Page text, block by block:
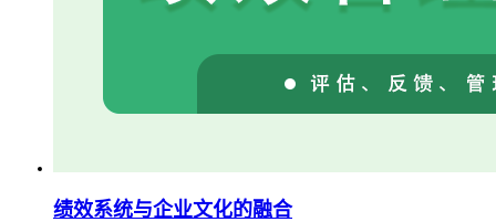
绩效系统与企业文化的融合